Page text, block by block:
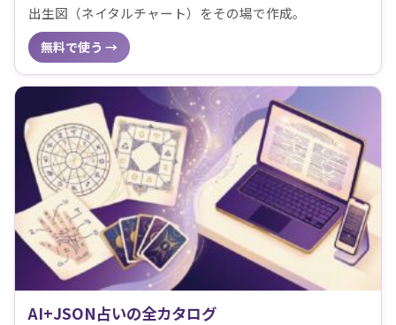
出生図（ネイタルチャート）をその場で作成。
無料で使う →
AI+JSON占いの全カタログ